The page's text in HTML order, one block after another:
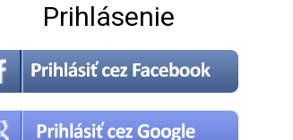
Prihlásenie